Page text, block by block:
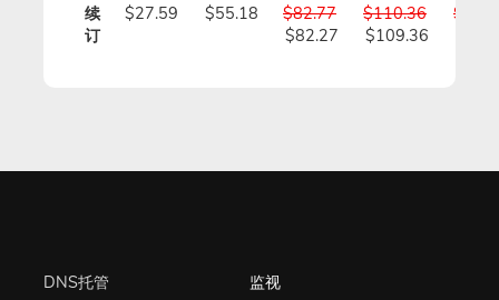
续
订
$27.59 $55.18
$82.77
$82.27
$110.36
$109.36
DNS托管 监视